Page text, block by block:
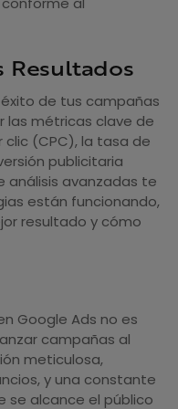
Resultados
de tus campañas
las métricas clave de
(CPC), la tasa de
publicitaria
análisis avanzadas te
están funcionando,
resultado y cómo
Google Ads no es
campañas al
meticulosa,
y una constante
se alcance el público